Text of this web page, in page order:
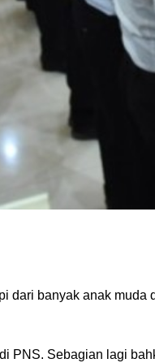
dari banyak anak
PNS. Sebagian lagi